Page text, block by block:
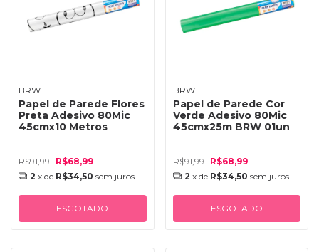
BRW
Papel de Parede Flores
Preta Adesivo 80Mic
45cmx10 Metros
R$91,99 R$68,99
2 x de R$34,50 sem juros
ESGOTADO
BRW
Papel de Parede Cor
Verde Adesivo 80Mic
45cmx25m BRW 01un
R$91,99
R$68,99
2 x de R$34,50 sem juros
ESGOTADO